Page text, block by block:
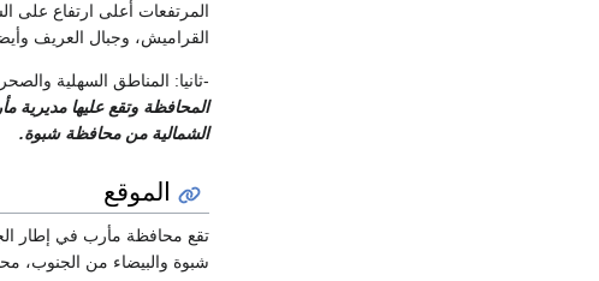
المرتفعات أعلى ارتفاع على
القراميش، وجبال العريف
-ثانيا: المناطق السهلية
المحافظة وتقع عليها
الشمالية من محافظة شبوة.
الموقع
تقع محافظة مأرب في إطار
شبوة والبيضاء من الجنوب،